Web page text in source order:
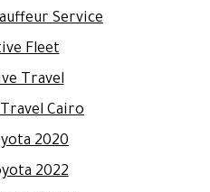
Service
Fleet
Travel
Cairo
2020
2022